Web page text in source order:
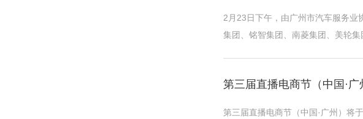
2月23日下午，由广州市汽车服务业
集团、铭智集团、南菱集团、美轮
第三届直播电商节（中国·
第三届直播电商节（中国·广州）将